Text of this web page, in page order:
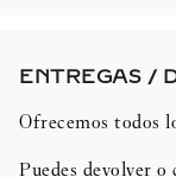
ENTREGAS /
Ofrecemos todos
Puedes devolver